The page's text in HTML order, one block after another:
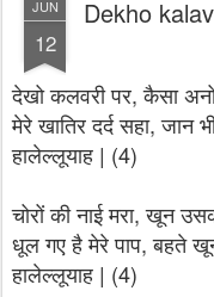
JUN
12
Dekho
देखो कलवरी पर, कैसा
मेरे खातिर दर्द सहा, जान
हालेल्लूयाह | (4)
चोरों की नाई मरा, खून
धूल गए है मेरे पाप, बहते
हालेल्लूयाह | (4)